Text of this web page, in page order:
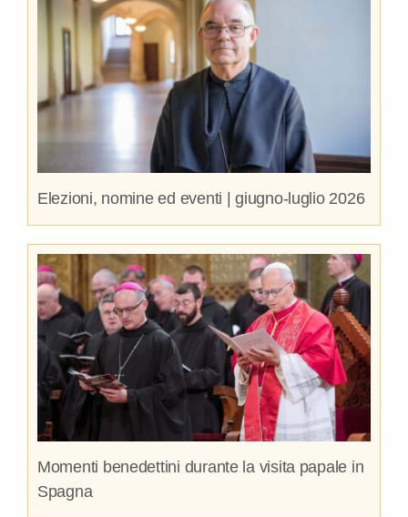
Elezioni, nomine ed eventi | giugno-luglio 2026
Momenti benedettini durante la visita papale in
Spagna